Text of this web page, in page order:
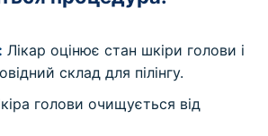
Лікар оцінює стан шкіри голови і
склад для пілінгу.
голови очищується від